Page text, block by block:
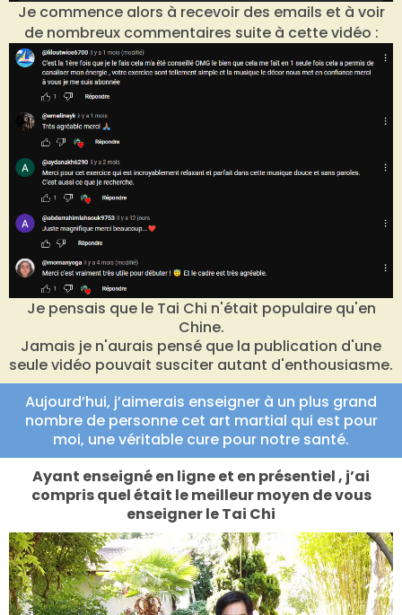
Je commence alors à recevoir des emails et à voir
de nombreux commentaires suite à cette vidéo :
Je pensais que le Tai Chi n'était populaire qu'en
Chine.
Jamais je n'aurais pensé que la publication d'une
seule vidéo pouvait susciter autant d'enthousiasme.
Aujourd’hui, j’aimerais enseigner à un plus grand
nombre de personne cet art martial qui est pour
moi, une véritable cure pour notre santé.
Ayant enseigné en ligne et en présentiel , j’ai
compris quel était le meilleur moyen de vous
enseigner le Tai Chi